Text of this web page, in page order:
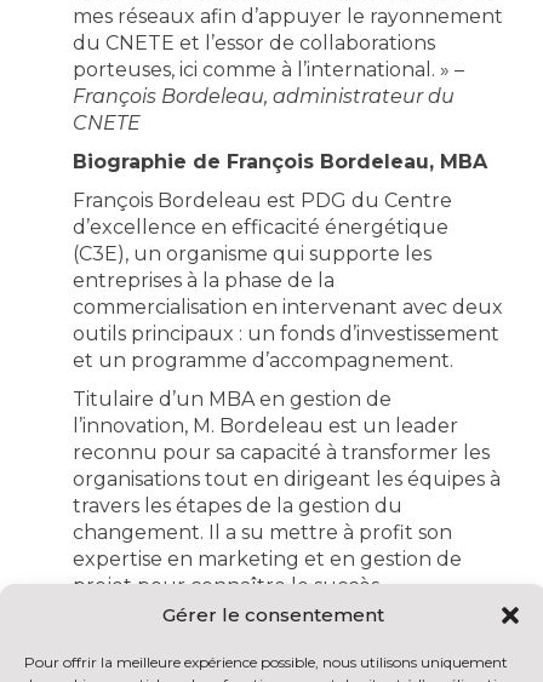
Gérer le consentement
Pour offrir la meilleure expérience possible, nous utilisons uniquement
mes réseaux afin d’appuyer le rayonnement
du CNETE et l’essor de collaborations
porteuses, ici comme à l’international. » –
François Bordeleau, administrateur du
CNETE
Biographie de François Bordeleau, MBA
François Bordeleau est PDG du Centre
d’excellence en efficacité énergétique
(C3E), un organisme qui supporte les
entreprises à la phase de la
commercialisation en intervenant avec deux
outils principaux : un fonds d’investissement
et un programme d’accompagnement.
Titulaire d’un MBA en gestion de
l’innovation, M. Bordeleau est un leader
reconnu pour sa capacité à transformer les
organisations tout en dirigeant les équipes à
travers les étapes de la gestion du
changement. Il a su mettre à profit son
expertise en marketing et en gestion de
projet pour connaître le succès.
Son parcours professionnel est marqué par
ans dans les secteurs événementiels et des